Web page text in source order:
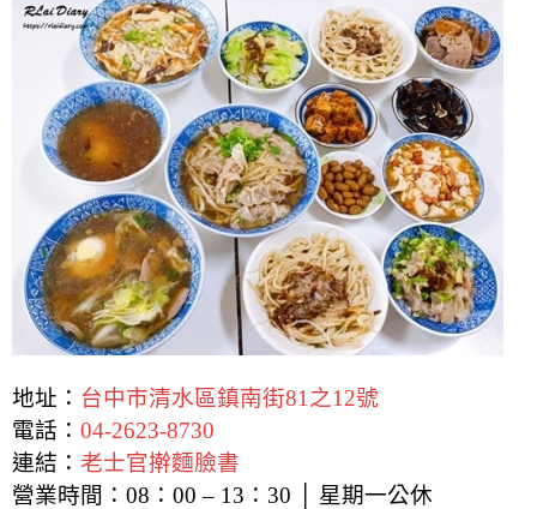
地址： 台中市清水區鎮南街81之12號
電話： 04-2623-8730
連結： 老士官擀麵臉書
營業時間：08：00 – 13：30 │ 星期一公休